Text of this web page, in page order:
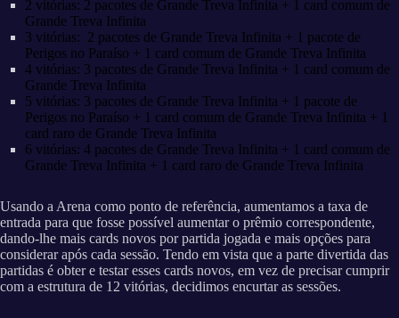
2 vitórias: 2 pacotes de Grande Treva Infinita + 1 card comum de
Grande Treva Infinita
3 vitórias: 2 pacotes de Grande Treva Infinita + 1 pacote de
Perigos no Paraíso + 1 card comum de Grande Treva Infinita
4 vitórias: 3 pacotes de Grande Treva Infinita + 1 card comum de
Grande Treva Infinita
5 vitórias: 3 pacotes de Grande Treva Infinita + 1 pacote de
Perigos no Paraíso + 1 card comum de Grande Treva Infinita + 1
card raro de Grande Treva Infinita
6 vitórias: 4 pacotes de Grande Treva Infinita + 1 card comum de
Grande Treva Infinita + 1 card raro de Grande Treva Infinita
Usando a Arena como ponto de referência, aumentamos a taxa de
entrada para que fosse possível aumentar o prêmio correspondente,
dando-lhe mais cards novos por partida jogada e mais opções para
considerar após cada sessão. Tendo em vista que a parte divertida das
partidas é obter e testar esses cards novos, em vez de precisar cumprir
com a estrutura de 12 vitórias, decidimos encurtar as sessões.